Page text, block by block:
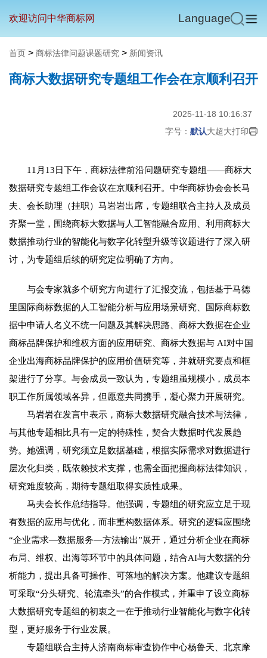
欢迎访问中华商标网 Language
首页 > 商标法律问题课题研究 > 新闻资讯
商标大数据研究专题组工作会在京顺利召开
2025-11-18 10:16:37
字号： 默认大超大打印
11月13日下午，商标法律前沿问题研究专题组——商标大
数据研究专题组工作会议在京顺利召开。中华商标协会会长马
夫、会长助理（挂职）马岩岩出席，专题组联合主持人及成员
齐聚一堂，围绕商标大数据与人工智能融合应用、利用商标大
数据推动行业的智能化与数字化转型升级等议题进行了深入研
讨，为专题组后续的研究定位明确了方向。
与会专家就多个研究方向进行了汇报交流，包括基于马德
里国际商标数据的人工智能分析与应用场景研究、国际商标数
据中申请人名义不统一问题及其解决思路、商标大数据在企业
商标品牌保护和维权方面的应用研究、商标大数据与 AI对中国
企业出海商标品牌保护的应用价值研究等，并就研究要点和框
架进行了分享。与会成员一致认为，专题组虽规模小，成员本
职工作所属领域各异，但愿意共同携手，凝心聚力开展研究。
马岩岩在发言中表示，商标大数据研究融合技术与法律，
与其他专题相比具有一定的特殊性，契合大数据时代发展趋
势。她强调，研究须立足数据基础，根据实际需求对数据进行
层次化归类，既依赖技术支撑，也需全面把握商标法律知识，
研究难度较高，期待专题组取得实质性成果。
马夫会长作总结指导。他强调，专题组的研究应立足于现
有数据的应用与优化，而非重构数据体系。研究的逻辑应围绕
“企业需求—数据服务—方法输出”展开，通过分析企业在商标
布局、维权、出海等环节中的具体问题，结合AI与大数据的分
析能力，提出具备可操作、可落地的解决方案。他建议专题组
可采取“分头研究、轮流牵头”的合作模式，并重申了设立商标
大数据研究专题组的初衷之一在于推动行业智能化与数字化转
型，更好服务于行业发展。
专题组联合主持人济南商标审查协作中心杨鲁天、北京摩